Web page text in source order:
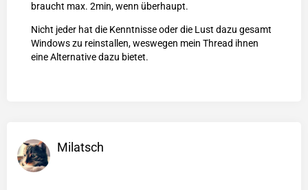
braucht max. 2min, wenn überhaupt.
Nicht jeder hat die Kenntnisse oder die Lust dazu gesamt
Windows zu reinstallen, weswegen mein Thread ihnen
eine Alternative dazu bietet.
Milatsch